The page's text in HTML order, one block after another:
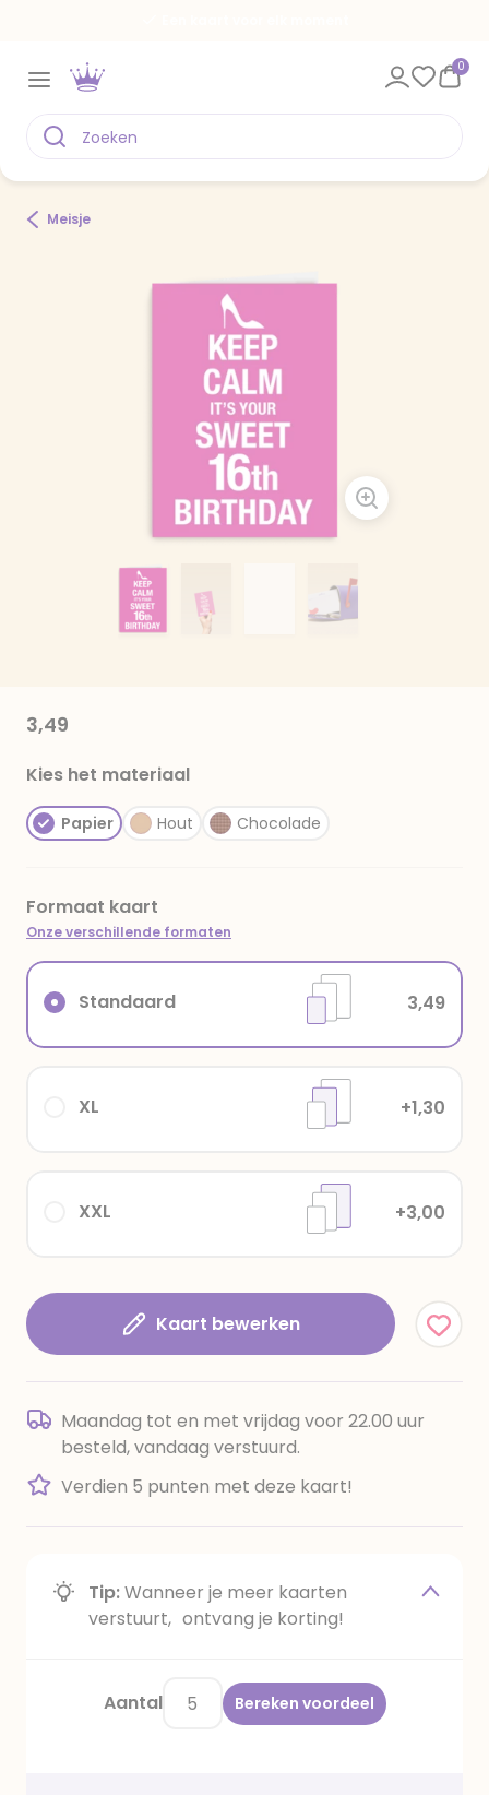
0
Meisje
3,49
Kies het materiaal
Papier Hout Chocolade
Formaat kaart
Onze verschillende formaten
XXL +3,00
XL +1,30
Standaard 3,49
Kaart bewerken
Maandag tot en met vrijdag voor 22.00 uur
besteld, vandaag verstuurd.
Verdien 5 punten met deze kaart!
Tip:Wanneer je meer kaarten
verstuurt, ontvang je korting!
Aantal Bereken voordeel